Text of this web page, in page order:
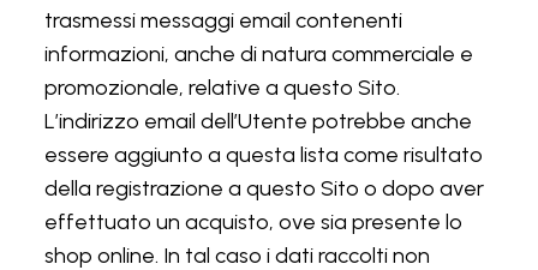
trasmessi messaggi email contenenti
informazioni, anche di natura commerciale e
promozionale, relative a questo Sito.
L’indirizzo email dell’Utente potrebbe anche
essere aggiunto a questa lista come risultato
della registrazione a questo Sito o dopo aver
effettuato un acquisto, ove sia presente lo
shop online. In tal caso i dati raccolti non